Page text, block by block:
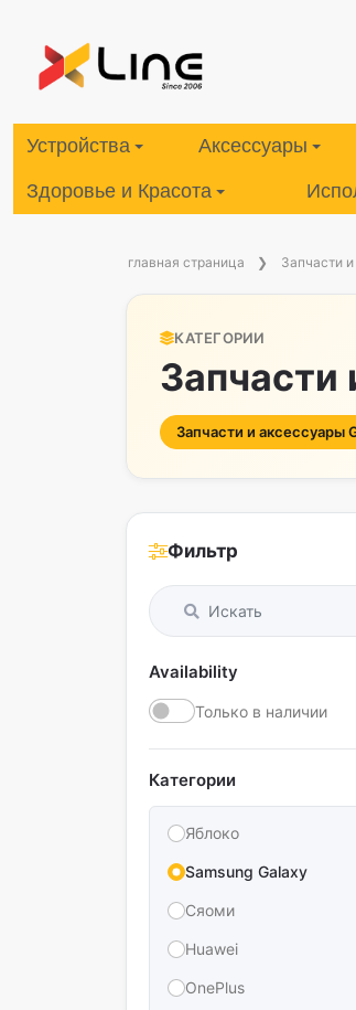
Устройства Аксессуары
Здоровье и Красота
главная страница Запчасти
КАТЕГОРИИ
Запчасти
Запчасти и аксессуары
Фильтр
Availability
Только в наличии
Категории
Яблоко
Samsung Galaxy
Сяоми
Huawei
OnePlus